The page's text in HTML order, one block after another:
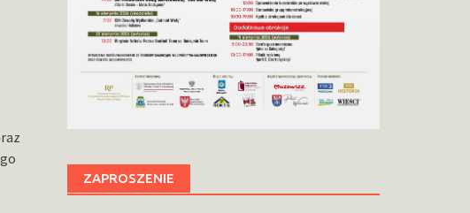
ZAPROSZENIE